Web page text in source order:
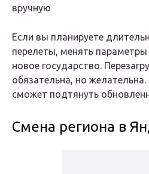
вручную
Если вы планируете
перелеты, менять
новое государство.
обязательна, но желательна.
сможет подтянуть
Смена региона в